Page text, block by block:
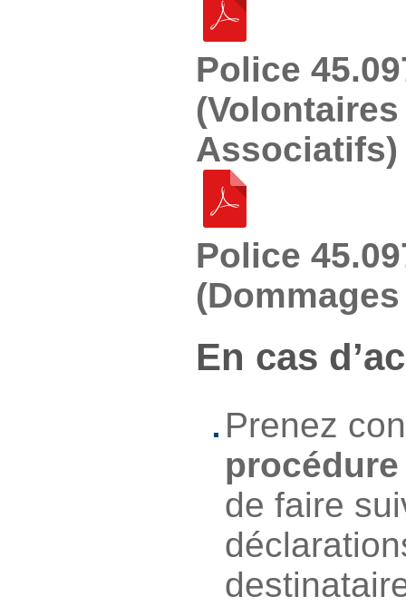
Police
Associatifs)
Police
En cas
Prenez
procédure
de faire